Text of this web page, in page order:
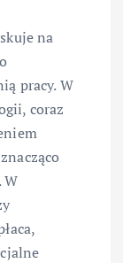
na
pracy. W
coraz
W